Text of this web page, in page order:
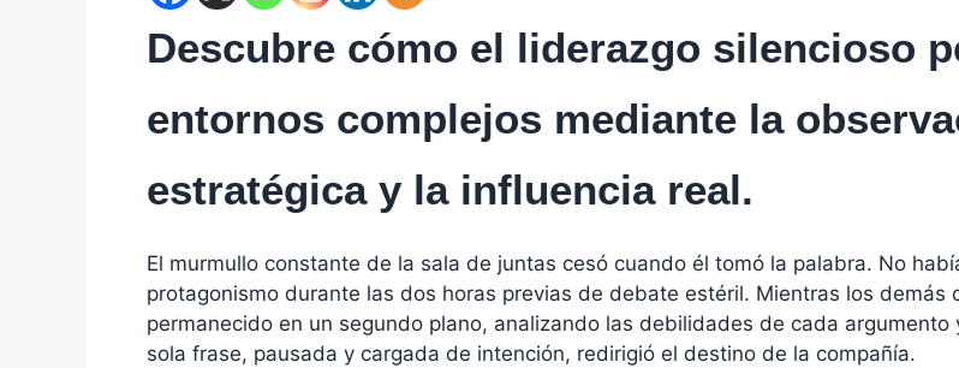
Descubre cómo el liderazgo silencioso
entornos complejos mediante la
estratégica y la influencia real.
El murmullo constante de la sala de juntas cesó cuando él tomó la palabra. No
protagonismo durante las dos horas previas de debate estéril. Mientras los demás
permanecido en un segundo plano, analizando las debilidades de cada
sola frase, pausada y cargada de intención, redirigió el destino de la compañía.